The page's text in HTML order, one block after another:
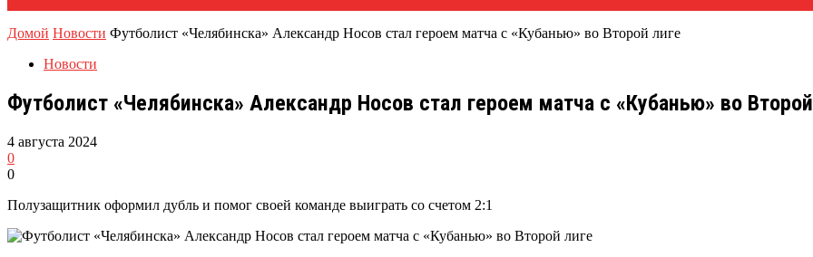
Домой Новости Футболист «Челябинска» Александр Носов стал героем матча с «Кубанью» во Второй лиге
Новости
Футболист «Челябинска» Александр Носов стал героем матча с «Кубанью» во
4 августа 2024
0
0
Полузащитник оформил дубль и помог своей команде выиграть со счетом 2:1